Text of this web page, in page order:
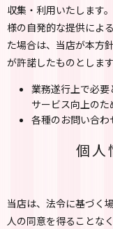
収集・利用いたします
様の自発的な提供によ
た場合は、当店が本方
が許諾したものとします
業務遂行上で必
サービス向上のた
各種のお問い合わ
個人
当店は、法令に基づく
人の同意を得ることな